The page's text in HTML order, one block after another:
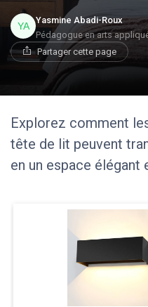
Yasmine Abadi-Roux
Pédagogue en arts
Partager cette page
Explorez comment
tête de lit peuvent
en un espace élégant